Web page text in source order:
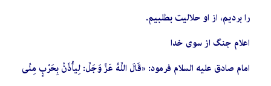
را بردیم، از او حلالیت بطلبیم.
اعلام جنگ از سوی خدا
امام صادق علیه السلام فرمود: «قَالَ اللَّهُ عَزَّ وَجَلَّ: لِیأْذَنْ بِحَرْبٍ مِنِّی